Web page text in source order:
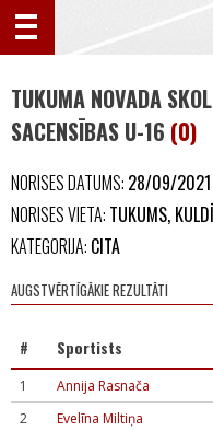
TUKUMA NOVADA
SACENSĪBAS U-16 (0)
NORISES DATUMS: 28/09/
NORISES VIETA: TUKUMS,
KATEGORIJA: CITA
AUGSTVĒRTĪGĀKIE REZULTĀTI
# Sportists
1 Annija Rasnača
2
Evelīna Miltiņa